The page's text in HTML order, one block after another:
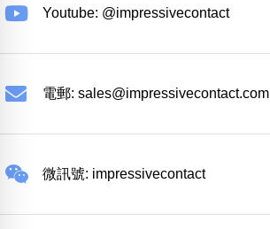
Youtube: @impressivecontact
電郵: sales@impressivecontact.com
微訊號: impressivecontact